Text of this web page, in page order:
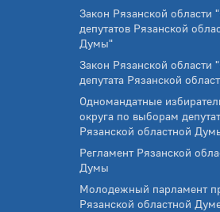
Закон Рязанской области
депутатов Рязанской
Думы"
Закон Рязанской области
депутата Рязанской
Одномандатные
округа по выборам
Рязанской областной
Регламент Рязанской
Думы
Молодежный парламент
Рязанской областной